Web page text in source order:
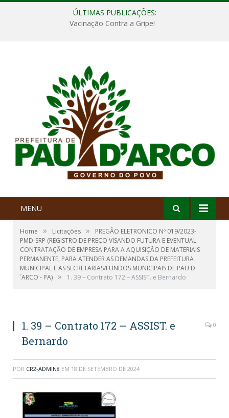
ÚLTIMAS PUBLICAÇÕES:
Vacinação Contra a Gripe!
MENU
Home » Licitações »
PREGÃO ELETRONICO Nº 019/2023-
PMD-SRP (REGISTRO DE PREÇO VISANDO FUTURA E EVENTUAL
CONTRATAÇÃO DE EMPRESA PARA A AQUISIÇÃO DE MATERIAIS
PERMANENTE, PARA ATENDER AS DEMANDAS DA PREFEITURA
MUNICIPAL E AS SECRETARIAS/FUNDOS MUNICIPAIS DE PAU D
´ARCO - PA) » 1. 39 – Contrato 172 – ASSIST. e Bernardo
1. 39 – Contrato 172 – ASSIST. e
Bernardo
0
POR CR2-ADMIN8 EM 18 DE SETEMBRO DE 2024